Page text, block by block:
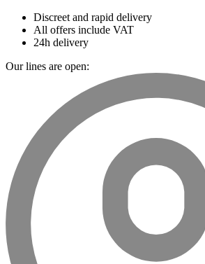
Discreet and rapid delivery
All offers include VAT
24h delivery
Our lines are open: